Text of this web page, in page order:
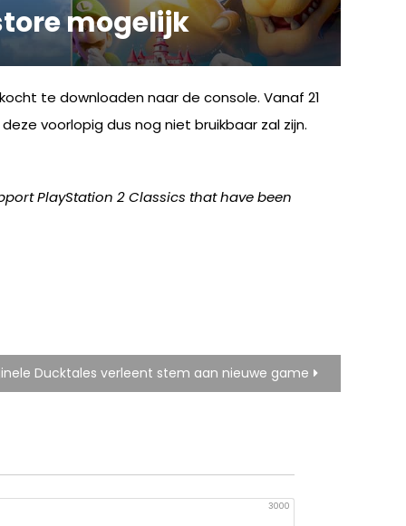
mogelijk
te downloaden naar de console. Vanaf 21
voorlopig dus nog niet bruikbaar zal zijn.
PlayStation 2 Classics that have been
Ducktales verleent stem aan nieuwe game
3000